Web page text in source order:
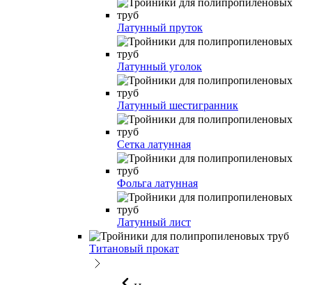
Латунный пруток
Латунный уголок
Латунный шестигранник
Сетка латунная
Фольга латунная
Латунный лист
Титановый прокат